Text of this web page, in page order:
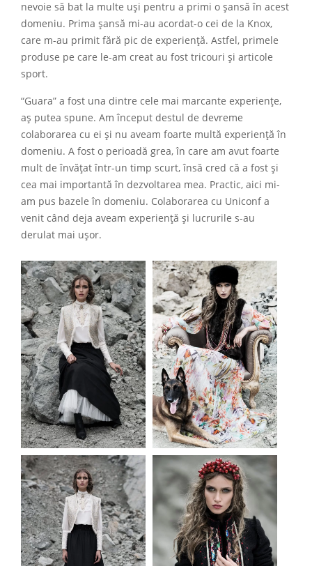
nevoie să bat la multe uși pentru a primi o șansă în acest
domeniu. Prima șansă mi-au acordat-o cei de la Knox,
care m-au primit fără pic de experiență. Astfel, primele
produse pe care le-am creat au fost tricouri și articole
sport.
“Guara” a fost una dintre cele mai marcante experiențe,
aș putea spune. Am început destul de devreme
colaborarea cu ei și nu aveam foarte multă experiență în
domeniu. A fost o perioadă grea, în care am avut foarte
mult de învățat într-un timp scurt, însă cred că a fost și
cea mai importantă în dezvoltarea mea. Practic, aici mi-
am pus bazele în domeniu. Colaborarea cu Uniconf a
venit când deja aveam experiență și lucrurile s-au
derulat mai ușor.